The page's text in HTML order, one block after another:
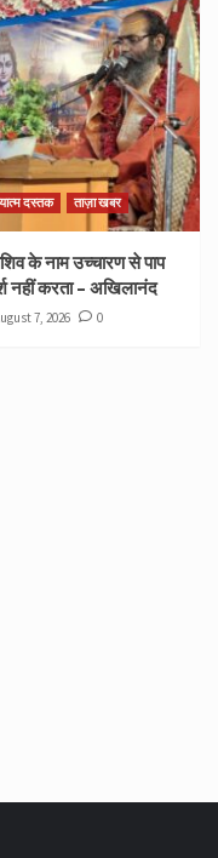
दस्तक ताज़ा खबर
के नाम उच्चारण से पाप
नहीं करता – अखिलानंद
7, 2026 0